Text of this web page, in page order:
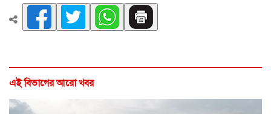
এই বিভাগের আরো খবর